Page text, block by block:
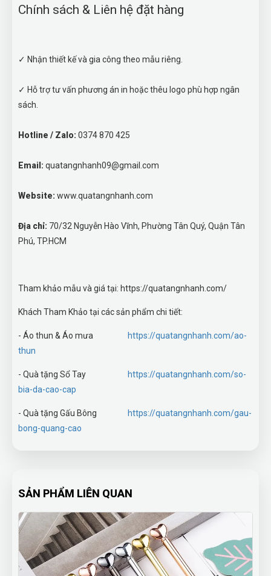
Chính sách & Liên hệ đặt hàng
✓ Nhận thiết kế và gia công theo mẫu riêng.
✓ Hỗ trợ tư vấn phương án in hoặc thêu logo phù hợp ngân
sách.
Hotline / Zalo: 0374 870 425
Email: quatangnhanh09@gmail.com
Website: www.quatangnhanh.com
Địa chỉ: 70/32 Nguyễn Hào Vĩnh, Phường Tân Quý, Quận Tân
Phú, TP.HCM
Tham khảo mẫu và giá tại: https://quatangnhanh.com/
Khách Tham Khảo tại các sản phẩm chi tiết:
- Áo thun & Áo mưa
https://quatangnhanh.com/ao-
thun
- Quà tặng Sổ Tay
https://quatangnhanh.com/so-
bia-da-cao-cap
- Quà tặng Gấu Bông
https://quatangnhanh.com/gau-
bong-quang-cao
SẢN PHẨM LIÊN QUAN